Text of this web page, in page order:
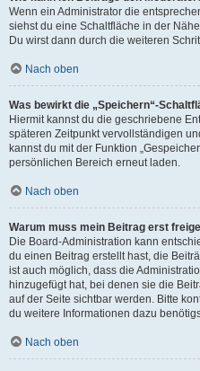
Wenn ein Administrator die
siehst du eine Schaltfläche in der
Du wirst dann durch die weiteren
Nach oben
Was bewirkt die „Speichern“-
Hiermit kannst du die geschriebene
späteren Zeitpunkt vervollständigen
kannst du mit der Funktion
persönlichen Bereich erneut laden.
Nach oben
Warum muss mein Beitrag erst
Die Board-Administration kann
du einen Beitrag erstellt hast, die
ist auch möglich, dass die
hinzugefügt hat, bei denen sie die
auf der Seite sichtbar werden. Bitte
du weitere Informationen dazu
Nach oben